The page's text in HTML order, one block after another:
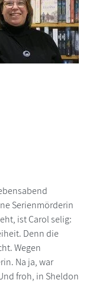
Serienmörderin
ist Carol selig:
Denn die
Wegen
Na ja, war
froh, in Sheldon